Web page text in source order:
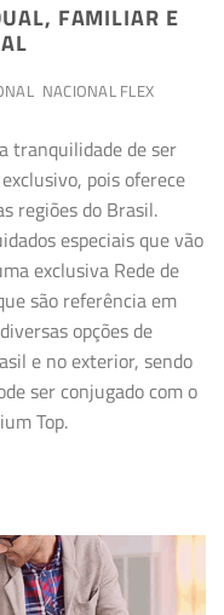
FAMILIAR E
NACIONAL FLEX
tranquilidade de ser
pois oferece
regiões do Brasil.
especiais que vão
exclusiva Rede de
são referência em
opções de
e no exterior, sendo
ser conjugado com o
Top.